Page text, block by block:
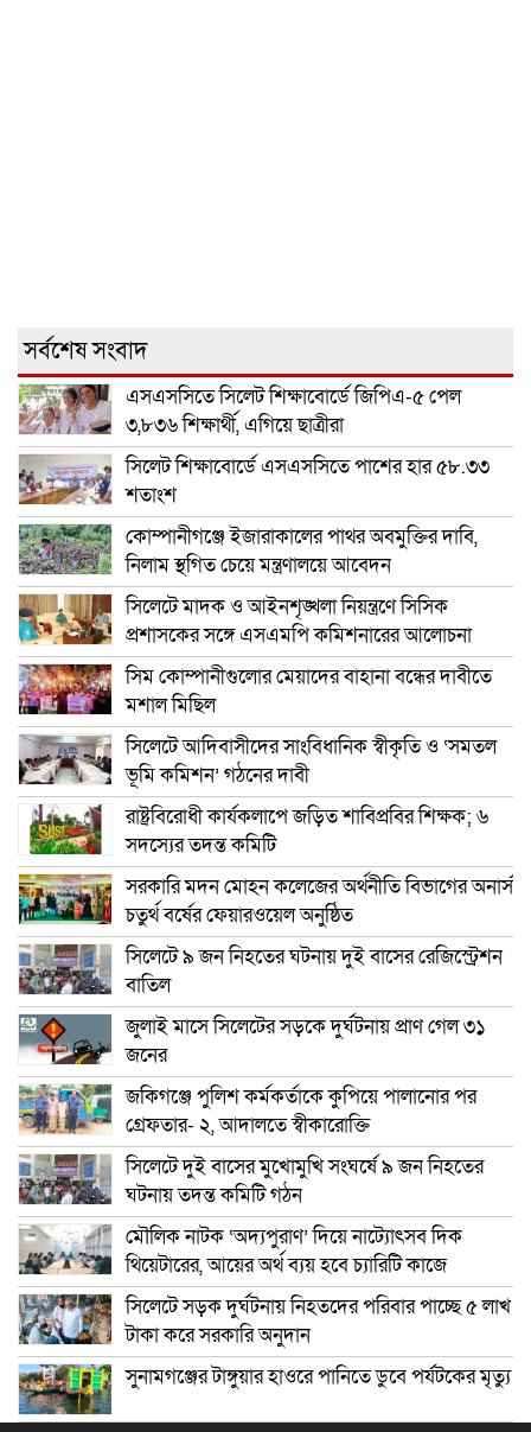
সর্বশেষ সংবাদ
এসএসসিতে সিলেট শিক্ষাবোর্ডে জিপিএ-৫ পেল
৩,৮৩৬ শিক্ষার্থী, এগিয়ে ছাত্রীরা
সিলেট শিক্ষাবোর্ডে এসএসসিতে পাশের হার ৫৮.৩৩
শতাংশ
কোম্পানীগঞ্জে ইজারাকালের পাথর অবমুক্তির দাবি,
নিলাম স্থগিত চেয়ে মন্ত্রণালয়ে আবেদন
সিলেটে মাদক ও আইনশৃঙ্খলা নিয়ন্ত্রণে সিসিক
প্রশাসকের সঙ্গে এসএমপি কমিশনারের আলোচনা
সিম কোম্পানীগুলোর মেয়াদের বাহানা বন্ধের দাবীতে
মশাল মিছিল
সিলেটে আদিবাসীদের সাংবিধানিক স্বীকৃতি ও ‘সমতল
ভূমি কমিশন’ গঠনের দাবী
রাষ্ট্রবিরোধী কার্যকলাপে জড়িত শাবিপ্রবির শিক্ষক; ৬
সদস্যের তদন্ত কমিটি
সরকারি মদন মোহন কলেজের অর্থনীতি বিভাগের অনার্স
চতুর্থ বর্ষের ফেয়ারওয়েল অনুষ্ঠিত
সিলেটে ৯ জন নিহতের ঘটনায় দুই বাসের রেজিস্ট্রেশন
বাতিল
জুলাই মাসে সিলেটের সড়কে দুর্ঘটনায় প্রাণ গেল ৩১
জনের
জকিগঞ্জে পুলিশ কর্মকর্তাকে কুপিয়ে পালানোর পর
গ্রেফতার- ২, আদালতে স্বীকারোক্তি
সিলেটে দুই বাসের মুখোমুখি সংঘর্ষে ৯ জন নিহতের
ঘটনায় তদন্ত কমিটি গঠন
মৌলিক নাটক ‘অদ্যপুরাণ’ দিয়ে নাট্যোৎসব দিক
থিয়েটারের, আয়ের অর্থ ব্যয় হবে চ্যারিটি কাজে
সিলেটে সড়ক দুর্ঘটনায় নিহতদের পরিবার পাচ্ছে ৫ লাখ
টাকা করে সরকারি অনুদান
সুনামগঞ্জের টাঙ্গুয়ার হাওরে পানিতে ডুবে পর্যটকের মৃত্যু